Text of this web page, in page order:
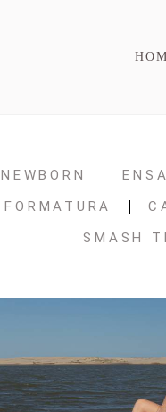
NEWBORN
FORMATURA
SMASH